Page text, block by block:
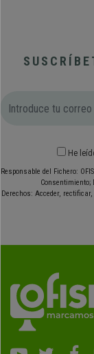
He
Responsable del Fichero:
Derechos: Acceder,